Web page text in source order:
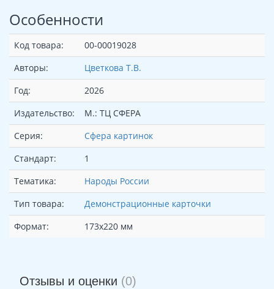
Особенности
Код товара:
00-00019028
Авторы:
Цветкова Т.В.
Год:
2026
Издательство:
М.: ТЦ СФЕРА
Серия:
Сфера картинок
Стандарт:
1
Тематика:
Народы России
Тип товара:
Демонстрационные карточки
Формат:
173х220 мм
Отзывы и оценки (0)